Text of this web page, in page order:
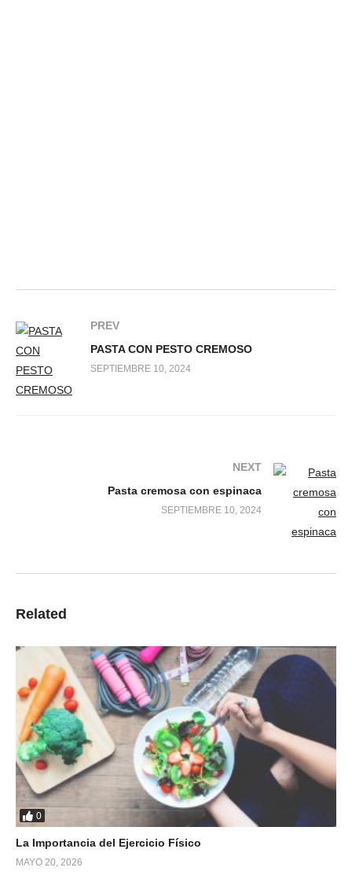
PREV
PASTA CON PESTO CREMOSO
SEPTIEMBRE 10, 2024
NEXT
Pasta cremosa con espinaca
SEPTIEMBRE 10, 2024
Related
0
La Importancia del Ejercicio Físico
MAYO 20, 2026